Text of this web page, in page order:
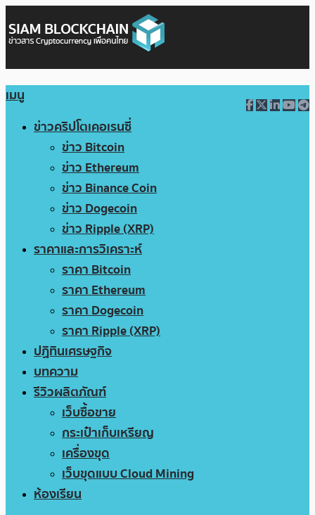
เมนู
ข่าวคริปโตเคอเรนซี่
ข่าว Bitcoin
ข่าว Ethereum
ข่าว Binance Coin
ข่าว Dogecoin
ข่าว Ripple (XRP)
ราคาและการวิเคราะห์
ราคา Bitcoin
ราคา Ethereum
ราคา Dogecoin
ราคา Ripple (XRP)
ปฏิทินเศรษฐกิจ
บทความ
รีวิวผลิตภัณฑ์
เว็บซื้อขาย
กระเป๋าเก็บเหรียญ
เครื่องขุด
เว็บขุดแบบ Cloud Mining
ห้องเรียน